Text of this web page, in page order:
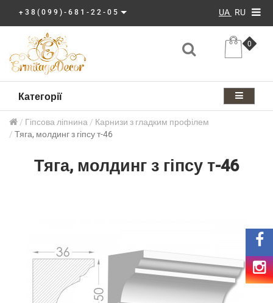
+38(099)-681-22-05 UA RU
0
Категорії
Гіпсова ліпнина
Карнизи з гладким профілем
Тяга, молдинг з гіпсу т-46
Тяга, молдинг з гіпсу т-46